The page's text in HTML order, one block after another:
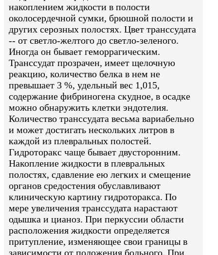
накоплением жидкости в полости
околосердечной сумки, брюшной полости и
других серозных полостях. Цвет транссудата
-- от светло-желтого до светло-зеленого.
Иногда он бывает геморрагическим.
Транссудат прозрачен, имеет щелочную
реакцию, количество белка в нем не
превышает 3 %, удельный вес 1,015,
содержание фибриногена скудное, в осадке
можно обнаружить клетки эндотелия.
Количество транссудата весьма вариабельно
и может достигать нескольких литров в
каждой из плевральных полостей.
Гидроторакс чаще бывает двусторонним.
Накопление жидкости в плевральных
полостях, сдавление ею легких и смещение
органов средостения обуславливают
клиническую картину гидроторакса. По
мере увеличения транссудата нарастают
одышка и цианоз. При перкуссии области
расположения жидкости определяется
притупление, изменяющее свои границы в
зависимости от положения больного. При